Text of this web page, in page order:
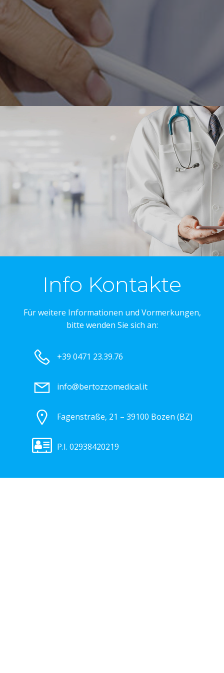
Info Kontakte
Für weitere Informationen und Vormerkungen,
bitte wenden Sie sich an:
+39 0471 23.39.76
info@bertozzomedical.it
Fagenstraße, 21 – 39100 Bozen (BZ)
P.I. 02938420219